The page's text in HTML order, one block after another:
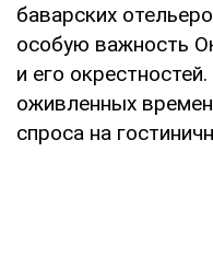
баварских
особую важность
и его
оживленных
спроса на